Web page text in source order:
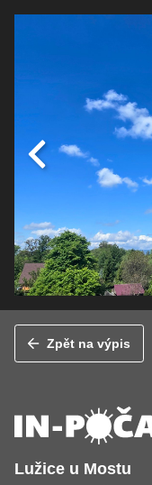
Zpět na výpis
Lužice u Mostu